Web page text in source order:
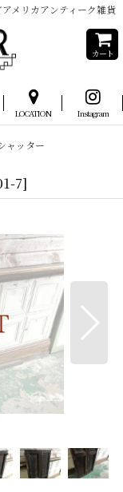
メリカアンティーク雑貨
カート
LOCATION Instagram
ャッター
7]